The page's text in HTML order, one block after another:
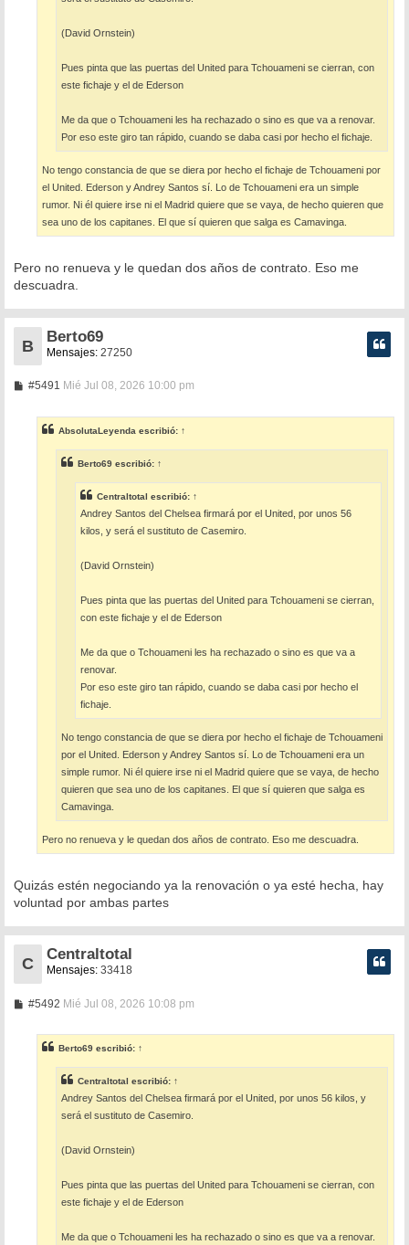
(David Ornstein)
Pues pinta que las puertas del United para Tchouameni se cierran, con
este fichaje y el de Ederson
Me da que o Tchouameni les ha rechazado o sino es que va a renovar.
Por eso este giro tan rápido, cuando se daba casi por hecho el fichaje.
No tengo constancia de que se diera por hecho el fichaje de Tchouameni por
el United. Ederson y Andrey Santos sí. Lo de Tchouameni era un simple
rumor. Ni él quiere irse ni el Madrid quiere que se vaya, de hecho quieren que
sea uno de los capitanes. El que sí quieren que salga es Camavinga.
Pero no renueva y le quedan dos años de contrato. Eso me
descuadra.
B
Berto69
Mensajes: 27250
#5491 M
a
j
e
Mié Jul 08, 2026 10:00 pm
AbsolutaLeyenda escribió: ↑
Berto69 escribió: ↑
Centraltotal escribió: ↑
Andrey Santos del Chelsea firmará por el United, por unos 56
kilos, y será el sustituto de Casemiro.
(David Ornstein)
Pues pinta que las puertas del United para Tchouameni se cierran,
con este fichaje y el de Ederson
Me da que o Tchouameni les ha rechazado o sino es que va a
renovar.
Por eso este giro tan rápido, cuando se daba casi por hecho el
fichaje.
No tengo constancia de que se diera por hecho el fichaje de Tchouameni
por el United. Ederson y Andrey Santos sí. Lo de Tchouameni era un
simple rumor. Ni él quiere irse ni el Madrid quiere que se vaya, de hecho
quieren que sea uno de los capitanes. El que sí quieren que salga es
Camavinga.
Pero no renueva y le quedan dos años de contrato. Eso me descuadra.
Quizás estén negociando ya la renovación o ya esté hecha, hay
voluntad por ambas partes
C
Centraltotal
Mensajes: 33418
#5492M
a
j
e
Mié Jul 08, 2026 10:08 pm
Berto69 escribió: ↑
Centraltotal escribió: ↑
Andrey Santos del Chelsea firmará por el United, por unos 56 kilos, y
será el sustituto de Casemiro.
(David Ornstein)
Pues pinta que las puertas del United para Tchouameni se cierran, con
este fichaje y el de Ederson
Me da que o Tchouameni les ha rechazado o sino es que va a renovar.